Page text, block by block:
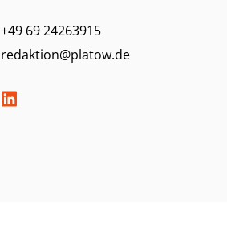
+49 69 24263915
redaktion@platow.de